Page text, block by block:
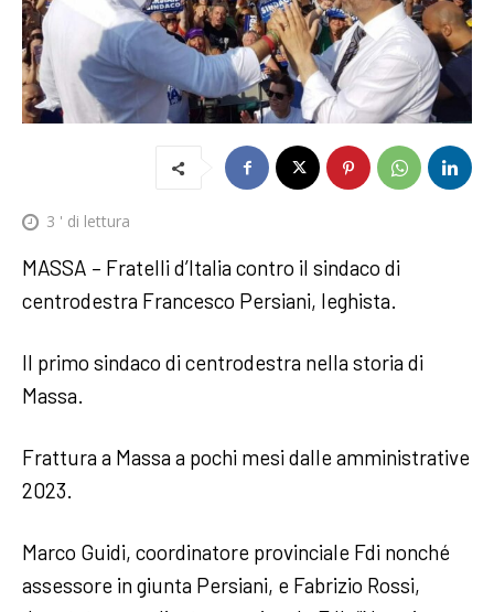
3 ' di lettura
MASSA – Fratelli d’Italia contro il sindaco di
centrodestra Francesco Persiani, leghista.
Il primo sindaco di centrodestra nella storia di
Massa.
Frattura a Massa a pochi mesi dalle amministrative
2023.
Marco Guidi, coordinatore provinciale Fdi nonché
assessore in giunta Persiani, e Fabrizio Rossi,